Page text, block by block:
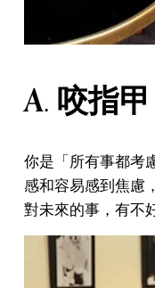
A. 咬指甲
你是「所有事都考
感和容易感到焦慮
對未來的事，有不